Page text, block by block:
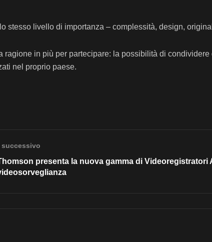
livello di importanza – complessità, design,
ragione in più per partecipare: la possibilità di
nel proprio paese.
successivo
presenta la nuova gamma di Videoregistratori